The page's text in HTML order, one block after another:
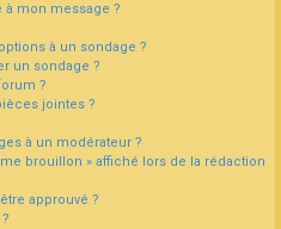
à mon message ?
à un sondage ?
un sondage ?
?
jointes ?
à un modérateur ?
brouillon » affiché lors de la rédaction
approuvé ?